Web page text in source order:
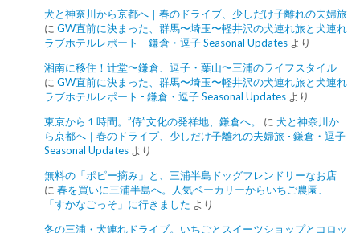
犬と神奈川から京都へ｜春のドライブ、少しだけ子離れの夫婦旅
に GW直前に決まった、群馬〜埼玉〜軽井沢の犬連れ旅と犬連れ
ラブホテルレポート – 鎌倉・逗子 Seasonal Updates より
湘南に移住！辻堂〜鎌倉、逗子・葉山〜三浦のライフスタイル
に GW直前に決まった、群馬〜埼玉〜軽井沢の犬連れ旅と犬連れ
ラブホテルレポート - 鎌倉・逗子 Seasonal Updates より
東京から１時間。”侍”文化の発祥地、鎌倉へ。
に 犬と神奈川か
ら京都へ｜春のドライブ、少しだけ子離れの夫婦旅 - 鎌倉・逗子
Seasonal Updates より
無料の「ポピー摘み」と、三浦半島ドッグフレンドリーなお店
に 春を買いに三浦半島へ。人気ベーカリーからいちご農園、
「すかなごっそ」に行きました より
冬の三浦・犬連れドライブ。いちごとスイーツショップとコロッ